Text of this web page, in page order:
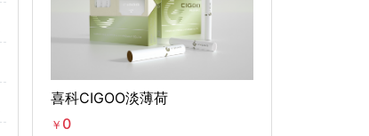
喜科CIGOO淡薄荷
￥ 0